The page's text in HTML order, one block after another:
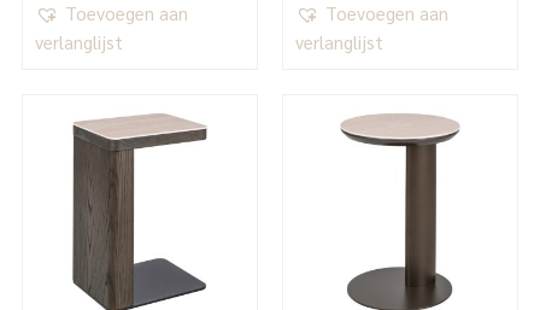
Toevoegen aan
verlanglijst
Toevoegen aan
verlanglijst